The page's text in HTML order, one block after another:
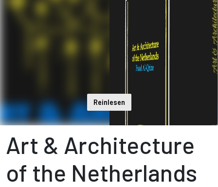
Reinlesen
Art & Architecture
of the Netherlands